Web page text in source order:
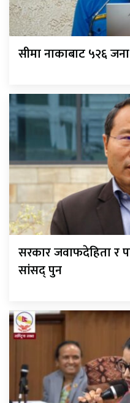
सीमा नाकाबाट ५२६
सरकार जवाफदेहिता र
सांसद् पुन